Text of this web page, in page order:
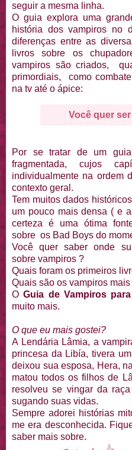
seguir a mesma linha.
O guia explora uma
história dos vampiros no
diferenças entre as
livros sobre os
vampiros são criados,
primordiais, como
na tv até o ápice:
Você quer
Por se tratar de um
fragmentada, cujos
individualmente na ordem
contexto geral.
Tem muitos dados
um pouco mais densa ( e
certeza é uma ótima
sobre os Bad Boys do
Você quer saber onde
sobre vampiros ?
Quais foram os primeiros
Quais são os vampiros
OGuia de Vampiros
muito mais.
O que eu mais gostei?
A Lendária Lâmia, a
princesa da Libía, tivera
deixou sua esposa, Hera,
matou todos os filhos de
resolveu se vingar da
sugando suas vidas.
Sempre adorei histórias
me era desconhecida.
saber mais sobre.